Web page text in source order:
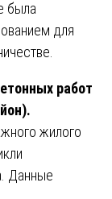
была
для
работ
жилого
Данные